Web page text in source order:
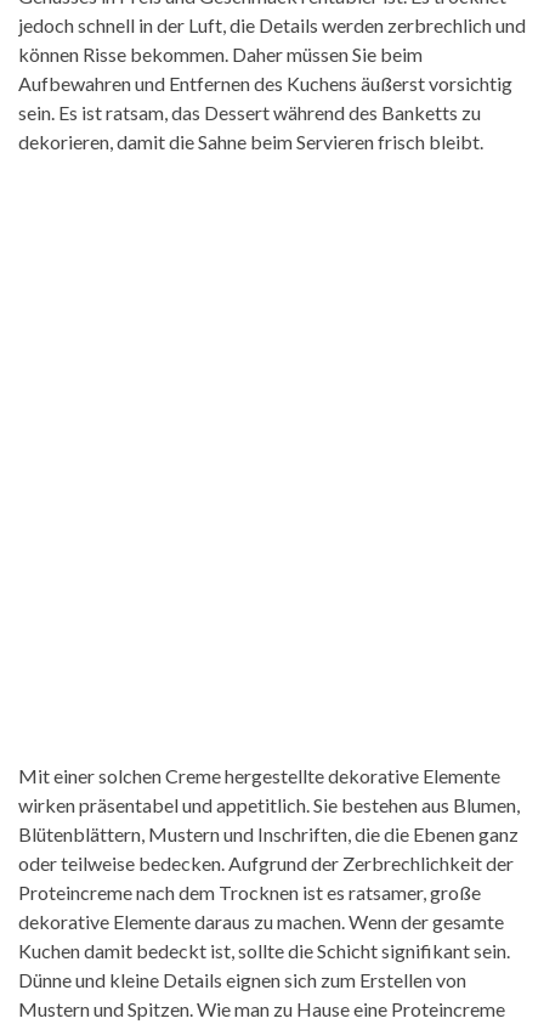
jedoch schnell in der Luft, die Details werden zerbrechlich und
können Risse bekommen. Daher müssen Sie beim
Aufbewahren und Entfernen des Kuchens äußerst vorsichtig
sein. Es ist ratsam, das Dessert während des Banketts zu
dekorieren, damit die Sahne beim Servieren frisch bleibt.
Mit einer solchen Creme hergestellte dekorative Elemente
wirken präsentabel und appetitlich. Sie bestehen aus Blumen,
Blütenblättern, Mustern und Inschriften, die die Ebenen ganz
oder teilweise bedecken. Aufgrund der Zerbrechlichkeit der
Proteincreme nach dem Trocknen ist es ratsamer, große
dekorative Elemente daraus zu machen. Wenn der gesamte
Kuchen damit bedeckt ist, sollte die Schicht signifikant sein.
Dünne und kleine Details eignen sich zum Erstellen von
Mustern und Spitzen. Wie man zu Hause eine Proteincreme